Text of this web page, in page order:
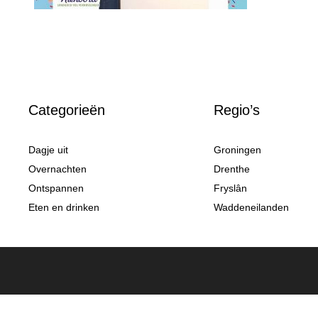
Categorieën
Dagje uit
Overnachten
Ontspannen
Eten en drinken
Regio’s
Groningen
Drenthe
Fryslân
Waddeneilanden